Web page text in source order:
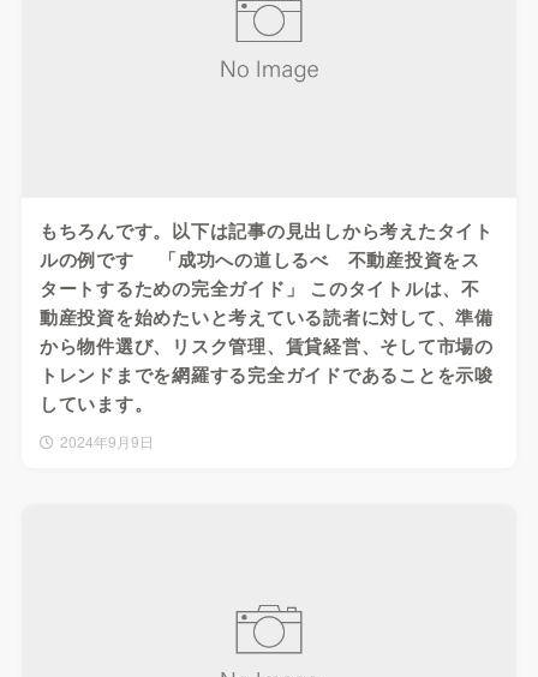
もちろんです。以下は記事の見出しから考えたタイト
ルの例です 「成功への道しるべ 不動産投資をス
タートするための完全ガイド」 このタイトルは、不
動産投資を始めたいと考えている読者に対して、準備
から物件選び、リスク管理、賃貸経営、そして市場の
トレンドまでを網羅する完全ガイドであることを示唆
しています。
2024年9月9日